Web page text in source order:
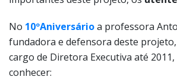
No 10ºAniversárioa professora
fundadora e defensora deste
cargo de Diretora Executiva até
conhecer: